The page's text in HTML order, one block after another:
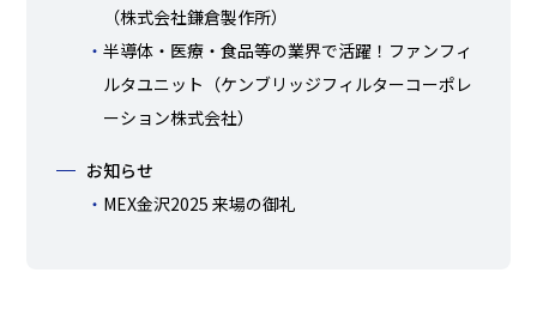
（株式会社鎌倉製作所）
半導体・医療・食品等の業界で活躍！ファンフィ
ルタユニット（ケンブリッジフィルターコーポレ
ーション株式会社）
お知らせ
MEX金沢2025 来場の御礼